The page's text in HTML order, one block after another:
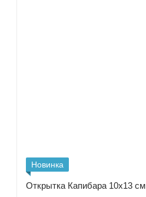
Новинка
Открытка Капибара 10х13 см